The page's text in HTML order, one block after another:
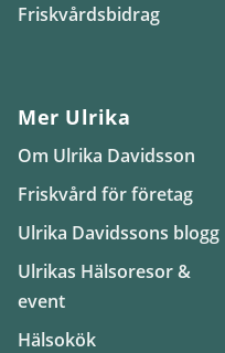
Friskvårdsbidrag
Mer Ulrika
Om Ulrika Davidsson
Friskvård för företag
Ulrika Davidssons blogg
Ulrikas Hälsoresor &
event
Hälsokök